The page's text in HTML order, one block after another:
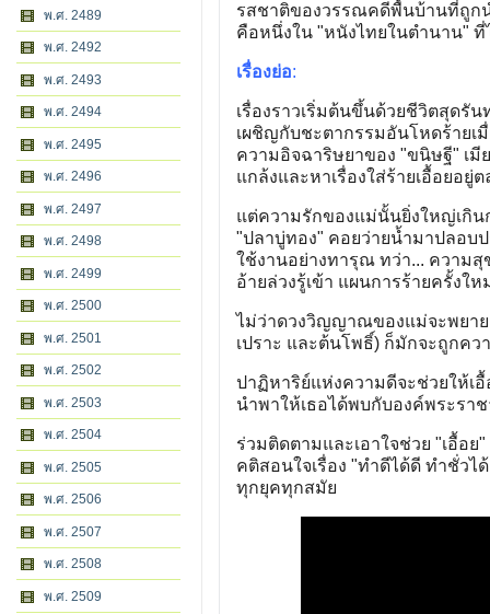
พ.ศ. 2489
พ.ศ. 2492
พ.ศ. 2493
พ.ศ. 2494
พ.ศ. 2495
พ.ศ. 2496
พ.ศ. 2497
พ.ศ. 2498
พ.ศ. 2499
พ.ศ. 2500
พ.ศ. 2501
พ.ศ. 2502
พ.ศ. 2503
พ.ศ. 2504
พ.ศ. 2505
พ.ศ. 2506
พ.ศ. 2507
พ.ศ. 2508
พ.ศ. 2509
รสชาติของวรรณคดีพื้นบ้านที่ถูก
คือหนึ่งใน "หนังไทยในตำนาน"
เรื่องย่อ:
เรื่องราวเริ่มต้นขึ้นด้วยชีวิตสุดรั
เผชิญกับชะตากรรมอันโหดร้ายเ
ความอิจฉาริษยาของ "ขนิษฐี" เมี
แกล้งและหาเรื่องใส่ร้ายเอื้อยอยู่ต
แต่ความรักของแม่นั้นยิ่งใหญ่เกิ
"ปลาบู่ทอง" คอยว่ายน้ำมาปลอบ
ใช้งานอย่างทารุณ ทว่า... ความสุ
อ้ายล่วงรู้เข้า แผนการร้ายครั้ง
ไม่ว่าดวงวิญญาณของแม่จะพยาย
เปราะ และต้นโพธิ์) ก็มักจะถูกคว
ปาฏิหาริย์แห่งความดีจะช่วยให้เ
นำพาให้เธอได้พบกับองค์พระรา
ร่วมติดตามและเอาใจช่วย "เอื้อ
คติสอนใจเรื่อง "ทำดีได้ดี ทำชั่ว
ทุกยุคทุกสมัย